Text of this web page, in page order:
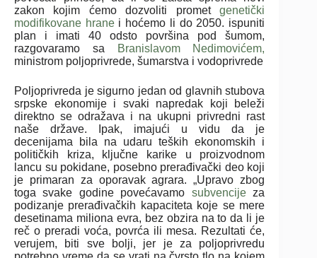
zakon kojim ćemo dozvoliti prometgenetički
modifikovane hranei hoćemo li do 2050. ispuniti
plan i imati 40 odsto površina pod šumom,
razgovaramo sa
Branislavom Nedimovićem,
ministrom poljoprivrede, šumarstva i vodoprivrede
Poljoprivreda je sigurno jedan od glavnih stubova
srpske ekonomije i svaki napredak koji beleži
direktno se odražava i na ukupni privredni rast
naše države. Ipak, imajući u vidu da je
decenijama bila na udaru teških ekonomskih i
političkih kriza, ključne karike u proizvodnom
lancu su pokidane, posebno prerađivački deo koji
je primaran za oporavak agrara. „Upravo zbog
toga svake godine povećavamo subvencijeza
podizanje prerađivačkih kapaciteta koje se mere
desetinama miliona evra, bez obzira na to da li je
reč o preradi voća, povrća ili mesa. Rezultati će,
verujem, biti sve bolji, jer je za poljoprivredu